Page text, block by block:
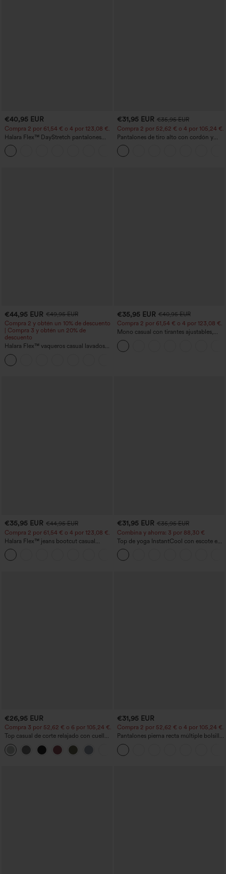
€40,95 EUR
Compra 2 por 61,54 € o 4 por 123,08 €.
Halara Flex™ DayStretch pantalones
acampanados de trabajo de tiro medio
con bolsillo lateral con cremallera
€31,95 EUR €35,95 EUR
Compra 2 por 52,62 € o 4 por 105,24 €.
Pantalones de tiro alto con cordón y
bolsillos, pernera ancha, holgados y de
estilo casual con tacto de lino.
€44,95 EUR €49,95 EUR
Compra 2 y obtén un 10% de descuento
| Compra 3 y obtén un 20% de
descuento
Halara Flex™ vaqueros casual lavados
asimétricos de tiro bajo con bolsillos
con cremallera, corte baggy y pierna
ancha
€35,95 EUR €40,95 EUR
Compra 2 por 61,54 € o 4 por 123,08 €.
Mono casual con tirantes ajustables,
fruncidos, pierna ancha, tejido jaspeado
y bolsillos - Easy Peezy
€35,95 EUR €44,95 EUR
Compra 2 por 61,54 € o 4 por 123,08 €.
Halara Flex™ jeans bootcut casual
lavados, de talle alto y con bolsillos
€31,95 EUR €35,95 EUR
Combina y ahorra: 3 por 88,30 €
Top de yoga InstantCool con escote en
U y bajo curvado - UPF50+
€26,95 EUR
Compra 3 por 52,62 € o 6 por 105,24 €.
Top casual de corte relajado con cuello
redondo y mangas murciélago.
€31,95 EUR
Compra 2 por 52,62 € o 4 por 105,24 €.
Pantalones pierna recta múltiple bolsillo
botón tiro alto